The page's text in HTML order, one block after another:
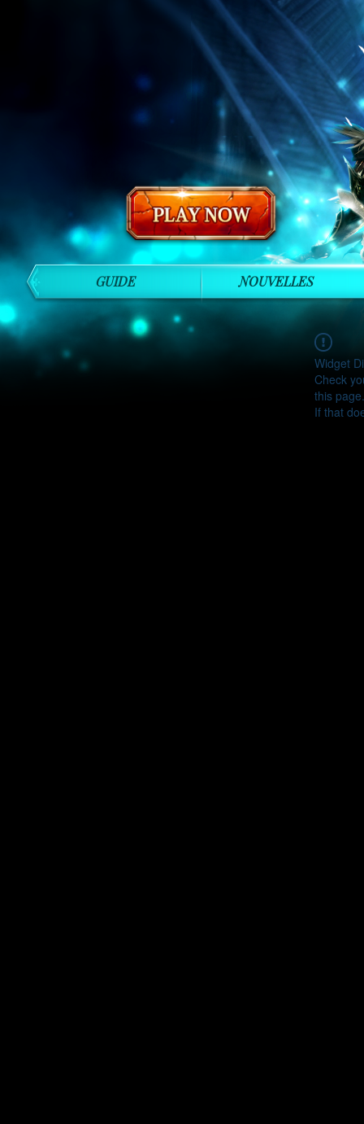
Widget
Check
this page.
If that
GUIDE NOUVELLES